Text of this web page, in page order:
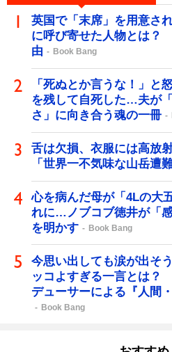
英国で「末席」を用意さ
に呼び寄せた人物とは？
由
Book Bang
「死ぬとか言うな！」と
を残して自死した…夫が
さ」に向き合う魂の一冊
舌は欠損、衣服には高放
「世界一不気味な山岳遭
心を病んだ母が「4Lの大
れに…ノブコブ徳井が「
を明かす
Book Bang
今思い出しても涙が出そ
ッコよすぎる一言とは？
デューサーによる『人間
Book Bang